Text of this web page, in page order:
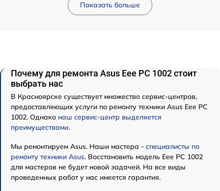
Показать больше
Почему для ремонта Asus Eee PC 1002 стоит
выбрать нас
В Красноярске существует множество сервис-центров,
предоставляющих услуги по ремонту техники Asus Eee PC
1002. Однако наш сервис-центр выделяется
преимуществами.
Мы ремонтируем Asus. Наши мастера - специалисты по
ремонту техники Asus. Восстановить модель Eee PC 1002
для мастеров не будет новой задачей. На все виды
проведенных работ у нас имеется гарантия.